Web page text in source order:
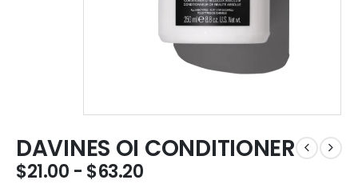
DAVINES OI CONDITIONER
$21.00 - $63.20